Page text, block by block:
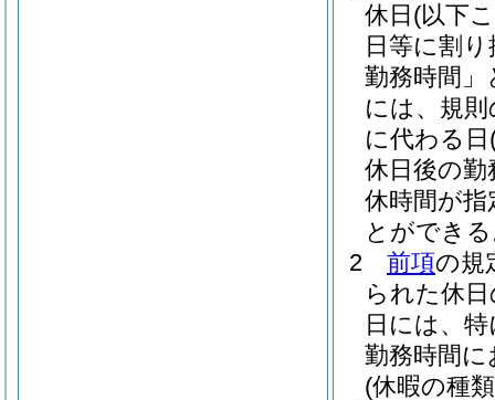
休日 (以下
日等に割
勤務時間」
には、規
に代わる日
休日後の勤
休時間が
とができ
2
前項の規
られた休
日には、
勤務時間
(休暇の種